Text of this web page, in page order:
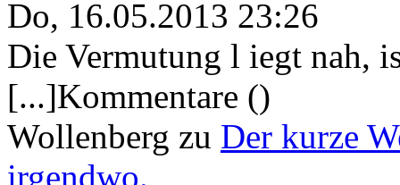
Do, 16.05.2013 23:26
Die Vermutung l iegt nah,
[...]Kommentare ()
Wollenberg zu Der kurze
irgendwo.